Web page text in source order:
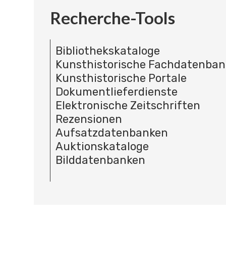
Recherche-Tools
Bibliothekskataloge
Kunsthistorische
Kunsthistorische Portale
Dokumentlieferdienste
Elektronische Zeitschriften
Rezensionen
Aufsatzdatenbanken
Auktionskataloge
Bilddatenbanken